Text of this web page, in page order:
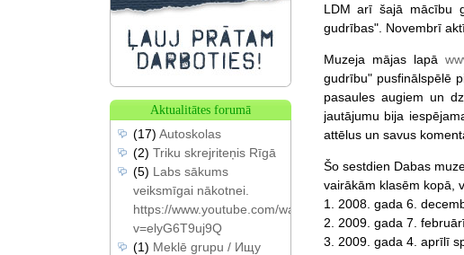
LDM arī šajā mācību
gudrības". Novembrī
Muzeja mājas lapā
gudrību" pusfinālspēlē
pasaules augiem un
jautājumu bija
attēlus un savus
Šo sestdien Dabas
vairākām klasēm kopā,
1. 2008. gada 6.
2. 2009. gada 7.
3. 2009. gada 4. aprīlī
Aktualitātes forumā
(17) Autoskolas
(2) Triku skrejriteņis Rīgā
(5) Labs sākums
veiksmīgai nākotnei.
https://www.youtube.com/watch?
v=elyG6T9uj9Q
(1) Meklē grupu / Ищу